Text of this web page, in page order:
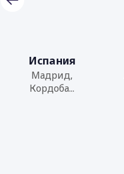
Испания
Мадрид,
Кордоба...